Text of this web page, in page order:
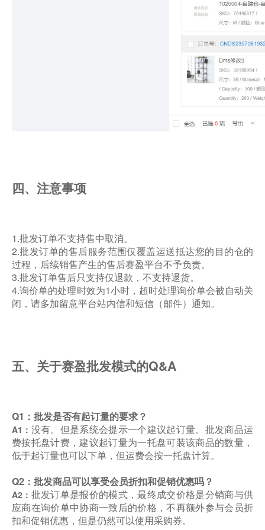
四、注意事项
1.批发订单不支持售中取消。
2.批发订单的售后服务范围仅覆盖运送抵达您的目的仓的
过程，后续销售产生的售后赛盈平台不予负责。
3.批发订单售后只支持仅退款，不支持退货。
4.询价单的处理时效为1小时，超时处理询价单会被自动关
闭，请多加留意平台站内信和短信（邮件）通知。
五、关于赛盈批发模式的Q&A
Q1：批发是否有起订量的要求？
A1： 没有。但是系统会提示一个建议起订量。批发商品运
费按托盘计费，建议起订量为一托盘可装该商品的数量，
低于起订量也可以下单，但运费会按一托盘计算。
Q2：批发商品可以享受会员折扣和促销优惠吗？
A2： 批发订单是报价的模式，最终成交价格是分销商与供
应商在询价单中协商一致后的价格，不再额外参与会员折
扣和促销优惠，但是仍然可以使用采购券。